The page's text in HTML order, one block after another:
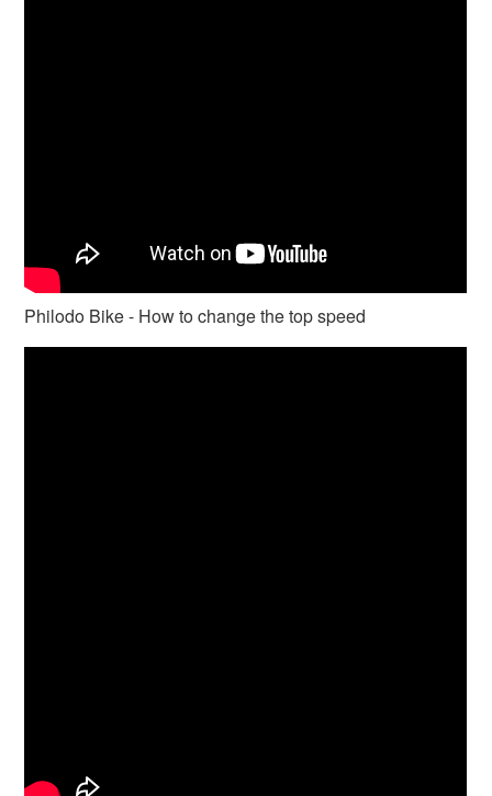
Philodo Bike - How to change the top speed